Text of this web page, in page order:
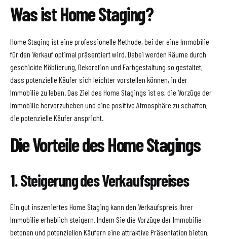
Was ist Home Staging?
Home Staging ist eine professionelle Methode, bei der eine Immobilie
für den Verkauf optimal präsentiert wird. Dabei werden Räume durch
geschickte Möblierung, Dekoration und Farbgestaltung so gestaltet,
dass potenzielle Käufer sich leichter vorstellen können, in der
Immobilie zu leben. Das Ziel des Home Stagings ist es, die Vorzüge der
Immobilie hervorzuheben und eine positive Atmosphäre zu schaffen,
die potenzielle Käufer anspricht.
Die Vorteile des Home Stagings
1. Steigerung des Verkaufspreises
Ein gut inszeniertes Home Staging kann den Verkaufspreis Ihrer
Immobilie erheblich steigern. Indem Sie die Vorzüge der Immobilie
betonen und potenziellen Käufern eine attraktive Präsentation bieten,